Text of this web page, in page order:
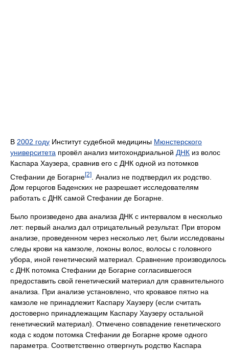
В 2002 году Институт судебной медицины Мюнстерского
университета провёл анализ митохондриальной ДНК из волос
Каспара Хаузера, сравнив его с ДНК одной из потомков
Стефании де Богарне[2]
. Анализ не подтвердил их родство.
Дом герцогов Баденских не разрешает исследователям
работать с ДНК самой Стефании де Богарне.
Было произведено два анализа ДНК с интервалом в несколько
лет: первый анализ дал отрицательный результат. При втором
анализе, проведенном через несколько лет, были исследованы
следы крови на камзоле, локоны волос, волосы с головного
убора, иной генетический материал. Сравнение производилось
с ДНК потомка Стефании де Богарне согласившегося
предоставить свой генетический материал для сравнительного
анализа. При анализе установлено, что кровавое пятно на
камзоле не принадлежит Каспару Хаузеру (если считать
достоверно принадлежащим Каспару Хаузеру остальной
генетический материал). Отмечено совпадение генетического
кода с кодом потомка Стефании де Богарне кроме одного
параметра. Соответственно отвергнуть родство Каспара